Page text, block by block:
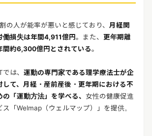
の人が能率が悪いと感じており、 月経関
働損失は年間4,911億円。また、 更年期離
間約6,300億円とされている。
は、 運動の専門家である理学療法士が企
して、月経・産前産後・更年期における不
「運動方法」を学べる、 女性の健康促進
「Welmap（ウェルマップ）」を提供。